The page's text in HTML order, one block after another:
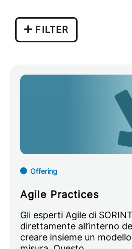
FILTER
Offering
Agile Practices
Gli esperti Agile di
direttamente all’interno
creare insieme un